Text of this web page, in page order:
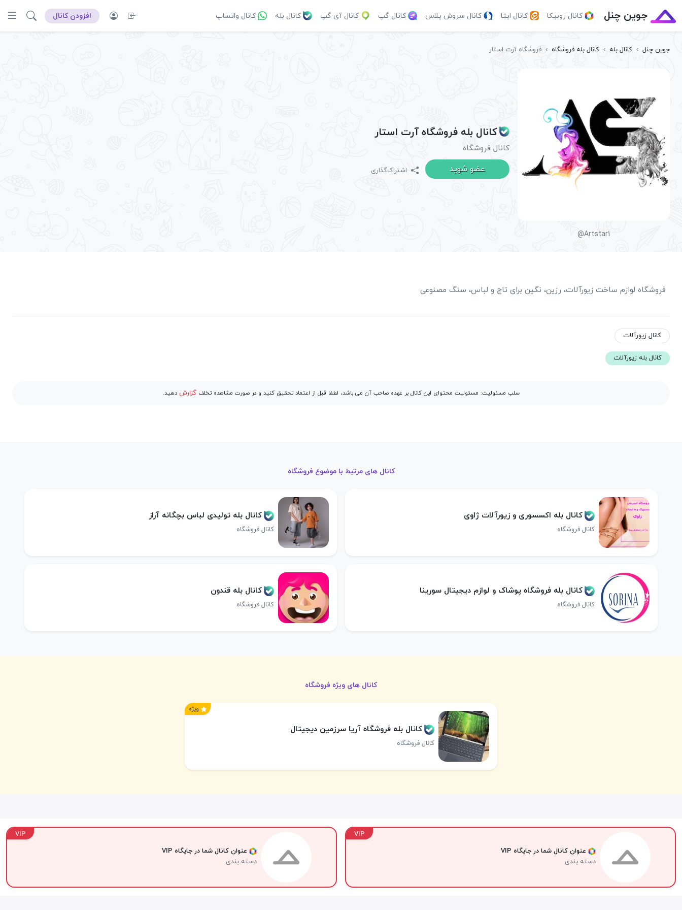
جوین چنل کانال روبیکا کانال ایتا کانال سروش پلاس کانال گپ کانال آی گپ کانال بله کانال واتساپ افزودن کانال
جوین چنل › کانال بله › کانال بله فروشگاه › فروشگاه آرت استار
@Artstar1
کانال بله فروشگاه آرت استار
کانال فروشگاه
عضو شوید
اشتراک‌گذاری
فروشگاه لوازم ساخت زیورآلات، رزین، نگین برای تاج و لباس، سنگ مصنوعی
کانال زیورآلات
کانال بله زیورآلات
سلب مسئولیت: مسئولیت محتوای این کانال بر عهده صاحب آن می باشد، لطفا قبل از اعتماد تحقیق کنید و در صورت مشاهده تخلفگزارش دهید.
کانال های مرتبط با موضوع فروشگاه
کانال بله اکسسوری و زیورآلات ژاوی
کانال فروشگاه
کانال بله تولیدی لباس بچگانه آراز
کانال فروشگاه
کانال بله فروشگاه پوشاک و لوازم دیجیتال سورینا
کانال فروشگاه
کانال بله قندون
کانال فروشگاه
کانال های ویژه فروشگاه
ویژه
کانال بله فروشگاه آریا سرزمین دیجیتال
کانال فروشگاه
VIP
عنوان کانال شما در جایگاه VIP
دسته بندی
VIP
عنوان کانال شما در جایگاه VIP
دسته بندی